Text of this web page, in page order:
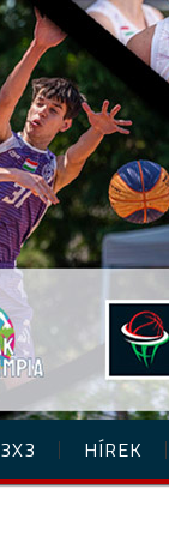
3X3 HÍREK